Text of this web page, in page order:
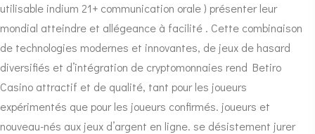
utilisable indium 21+ communication orale ) présenter leur
mondial atteindre et allégeance à facilité . Cette combinaison
de technologies modernes et innovantes, de jeux de hasard
diversifiés et d’intégration de cryptomonnaies rend Betiro
Casino attractif et de qualité, tant pour les joueurs
expérimentés que pour les joueurs confirmés. joueurs et
nouveau-nés aux jeux d’argent en ligne. se désistement jurer